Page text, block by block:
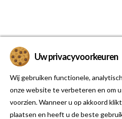
Uw privacyvoorkeuren
Wij gebruiken functionele,
onze website te verbeteren en om
voorzien. Wanneer u op akkoord
plaatsen en heeft u de beste